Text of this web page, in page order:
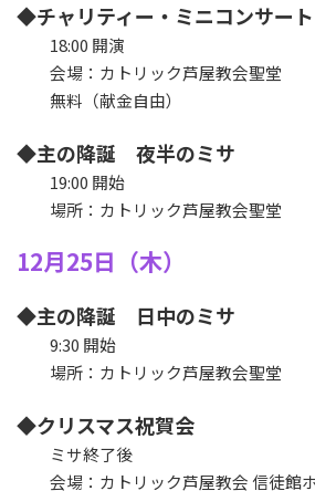
◆チャリティー・ミニコンサート
18:00 開演
会場：カトリック芦屋教会聖堂
無料（献金自由）
◆主の降誕 夜半のミサ
19:00 開始
場所：カトリック芦屋教会聖堂
12月25日（木）
◆主の降誕 日中のミサ
9:30 開始
場所：カトリック芦屋教会聖堂
◆クリスマス祝賀会
ミサ終了後
会場：カトリック芦屋教会 信徒館